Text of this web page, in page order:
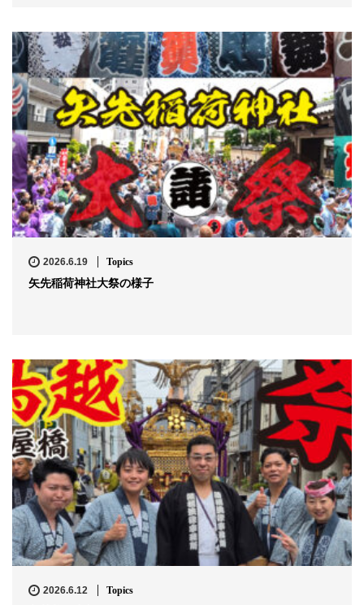
2026.6.19 Topics
矢先稲荷神社大祭の様子
2026.6.12 Topics